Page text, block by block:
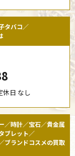
タバコ／
休日 なし
／時計／宝石／貴金属
ブレット／
ブランドコスメの買取